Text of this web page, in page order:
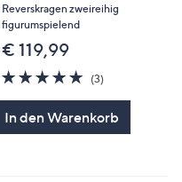
Reverskragen zweireihig
figurumspielend
€ 119,99
4.7
von
(3)3
In den Warenkorb